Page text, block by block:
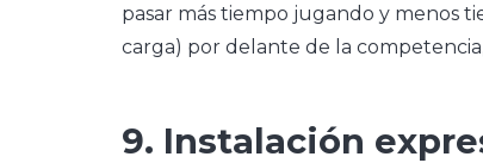
pasar más tiempo jugando y menos
carga) por delante de la
9. Instalación